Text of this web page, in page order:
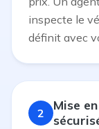
inspecte le
définit avec
2
Mise